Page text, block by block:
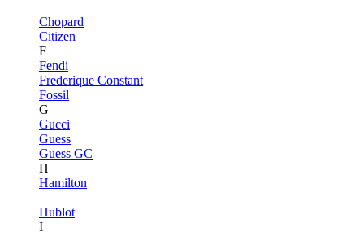
Chopard
Citizen
F
Fendi
Frederique Constant
Fossil
G
Gucci
Guess
Guess GC
H
Hamilton
Hublot
I